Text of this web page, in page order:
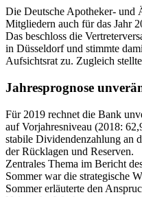
Die Deutsche Apotheker- und
Mitgliedern auch für das Jahr
Das beschloss die
in Düsseldorf und stimmte
Aufsichtsrat zu. Zugleich
Jahresprognose
Für 2019 rechnet die Bank
auf Vorjahresniveau (2018:
stabile Dividendenzahlung an
der Rücklagen und Reserven.
Zentrales Thema im Bericht
Sommer war die strategische
Sommer erläuterte den